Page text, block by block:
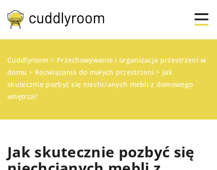
Cuddlyroom > Przechowywanie i organizacja przestrzeni w
domu > Rozwiązania do małych przestrzeni > Jak
skutecznie pozbyć się niechcianych mebli z domowego
wnętrza?
Jak skutecznie pozbyć się